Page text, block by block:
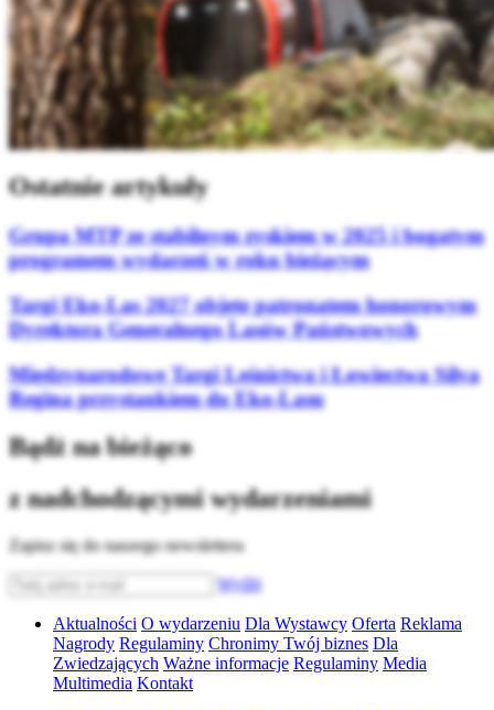
Ostatnie artykuły
Grupa MTP ze stabilnym zyskiem w 2025 i bogatym
programem wydarzeń w roku bieżącym
Targi Eko-Las 2027 objęte patronatem honorowym
Dyrektora Generalnego Lasów Państwowych
Międzynarodowe Targi Leśnictwa i Łowiectwa Silva
Regina przystankiem do Eko-Lasu
Bądź na bieżąco
z nadchodzącymi wydarzeniami
Zapisz się do naszego newslettera
Wyślij
Aktualności O wydarzeniu Dla Wystawcy Oferta Reklama
Nagrody Regulaminy Chronimy Twój biznes Dla
Zwiedzających Ważne informacje Regulaminy Media
Multimedia Kontakt